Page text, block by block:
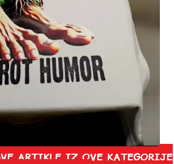
ARTIKLE IZ OVE KATEGORIJE